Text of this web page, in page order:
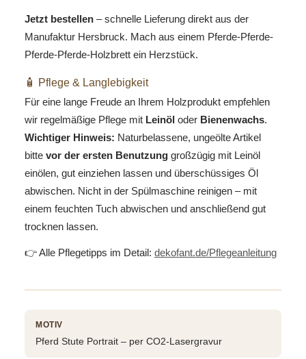
Jetzt bestellen – schnelle Lieferung direkt aus der
Manufaktur Hersbruck. Mach aus einem Pferde-Pferde-
Pferde-Pferde-Holzbrett ein Herzstück.
🧴 Pflege & Langlebigkeit
Für eine lange Freude an Ihrem Holzprodukt empfehlen
wir regelmäßige Pflege mit Leinöl oder Bienenwachs.
Wichtiger Hinweis: Naturbelassene, ungeölte Artikel
bitte vor der ersten Benutzung großzügig mit Leinöl
einölen, gut einziehen lassen und überschüssiges Öl
abwischen. Nicht in der Spülmaschine reinigen – mit
einem feuchten Tuch abwischen und anschließend gut
trocknen lassen.
👉 Alle Pflegetipps im Detail: dekofant.de/Pflegeanleitung
MOTIV
Pferd Stute Portrait – per CO2-Lasergravur